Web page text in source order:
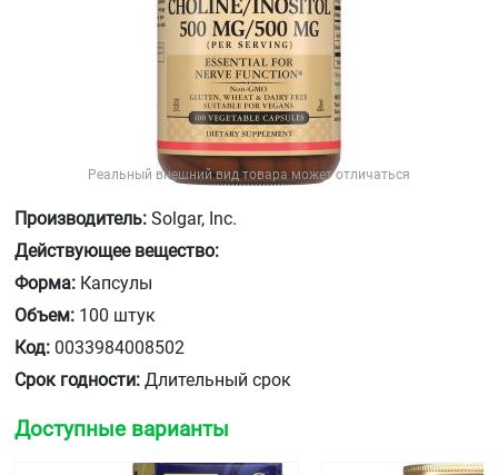
Реальный внешний вид товара может отличаться
Производитель: Solgar, Inc.
Действующее вещество:
Форма: Капсулы
Объем: 100 штук
Код: 0033984008502
Срок годности: Длительный срок
Доступные варианты